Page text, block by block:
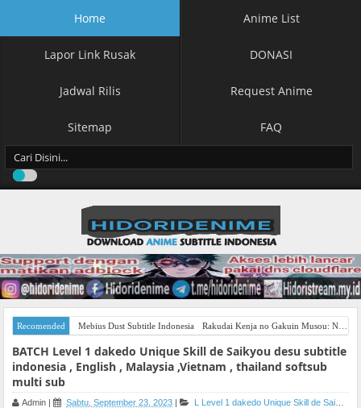
Home Anime List
Lapor Link Rusak DONASI
Jadwal Rilis Request Anime
Sitemap FAQ
Recomended Mebius Dust Subtitle Indonesia Rakudai Kenja no Gakuin Musou: Nidome no Tensei, S-Rank Cheat Majutsushi Boukenroku Subtitle Indonesia
BATCH Level 1 dakedo Unique Skill de Saikyou desu subtitle
indonesia , English , Malaysia ,Vietnam , thailand softsub
multi sub
Admin | Sabtu, September 23, 2023 | L Level 1 dakedo Unique Skill de Saikyou desu